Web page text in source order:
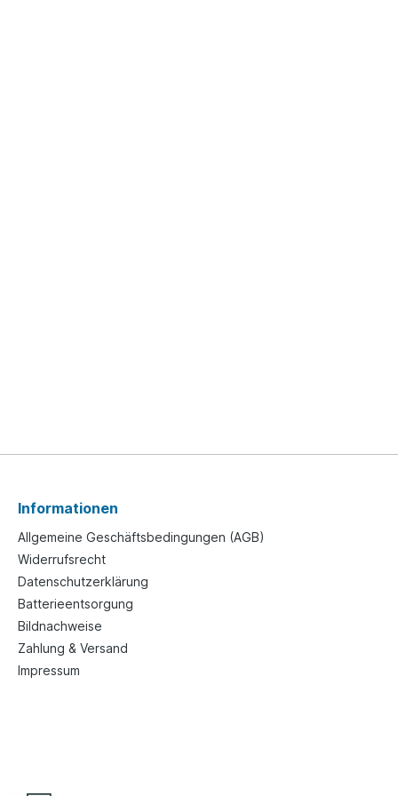
Informationen
Allgemeine Geschäftsbedingungen (AGB)
Widerrufsrecht
Datenschutzerklärung
Batterieentsorgung
Bildnachweise
Zahlung & Versand
Impressum